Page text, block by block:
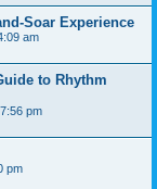
Soar Experience
am
to Rhythm
pm
pm